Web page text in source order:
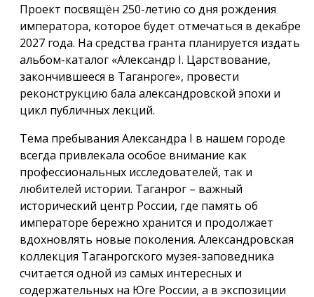
Проект посвящён 250-летию со дня рождения
императора, которое будет отмечаться в декабре
2027 года. На средства гранта планируется издать
альбом-каталог «Александр I. Царствование,
закончившееся в Таганроге», провести
реконструкцию бала александровской эпохи и
цикл публичных лекций.
Тема пребывания Александра I в нашем городе
всегда привлекала особое внимание как
профессиональных исследователей, так и
любителей истории. Таганрог – важный
исторический центр России, где память об
императоре бережно хранится и продолжает
вдохновлять новые поколения. Александровская
коллекция Таганрогского музея-заповедника
считается одной из самых интересных и
содержательных на Юге России, а в экспозиции